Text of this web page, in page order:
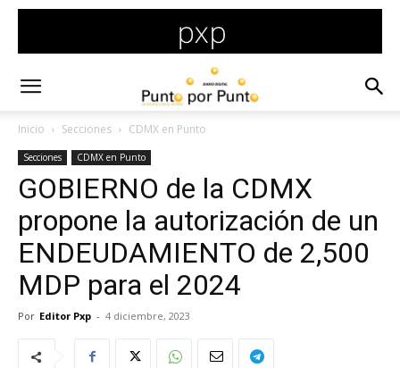
Inicio Secciones CDMX en Punto
Secciones CDMX en Punto
GOBIERNO de la CDMX
propone la autorización de un
ENDEUDAMIENTO de 2,500
MDP para el 2024
Por Editor Pxp - 4 diciembre, 2023